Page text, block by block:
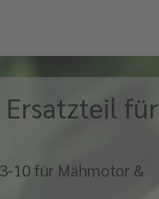
Ersatzteil für
10 für Mähmotor &